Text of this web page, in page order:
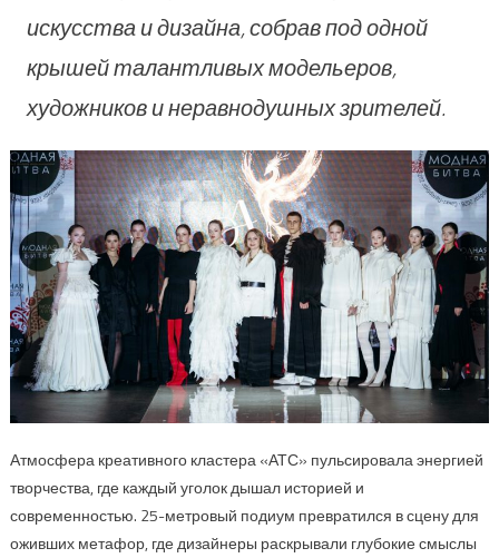
искусства и дизайна, собрав под одной
крышей талантливых модельеров,
художников и неравнодушных зрителей.
Атмосфера креативного кластера «АТС» пульсировала энергией
творчества, где каждый уголок дышал историей и
современностью. 25-метровый подиум превратился в сцену для
оживших метафор, где дизайнеры раскрывали глубокие смыслы